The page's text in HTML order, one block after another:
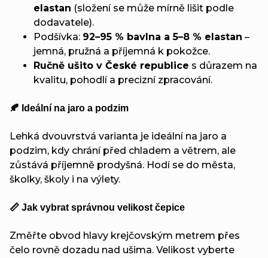
elastan (složení se může mírně lišit podle
dodavatele).
Podšívka: 92–95 % bavlna a 5–8 % elastan –
jemná, pružná a příjemná k pokožce.
Ručně ušito v České republice s důrazem na
kvalitu, pohodlí a precizní zpracování.
🍂 Ideální na jaro a podzim
Lehká dvouvrstvá varianta je ideální na jaro a
podzim, kdy chrání před chladem a větrem, ale
zůstává příjemně prodyšná. Hodí se do města,
školky, školy i na výlety.
📏 Jak vybrat správnou velikost čepice
Změřte obvod hlavy krejčovským metrem přes
čelo rovně dozadu nad ušima. Velikost vyberte